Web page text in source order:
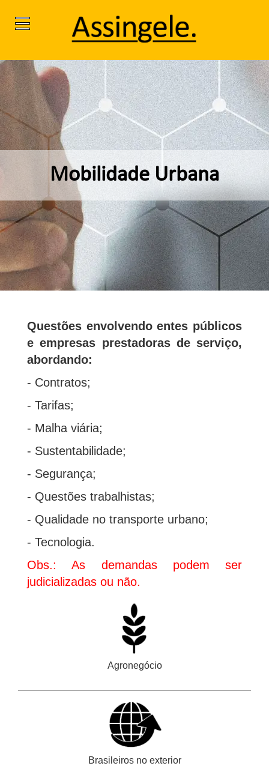
Mobilidade Urbana
Questões envolvendo entes públicos
e empresas prestadoras de serviço,
abordando:
- Contratos;
- Tarifas;
- Malha viária;
- Sustentabilidade;
- Segurança;
- Questões trabalhistas;
- Qualidade no transporte urbano;
- Tecnologia.
Obs.: As demandas podem ser
judicializadas ou não.
Agronegócio
Brasileiros no exterior